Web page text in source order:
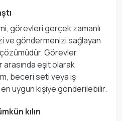
görevleri gerçek zamanlı
ve göndermenizi sağlayan
Görevler
arasında eşit olarak
beceri seti veya iş
uygun kişiye gönderilebilir.
kılın